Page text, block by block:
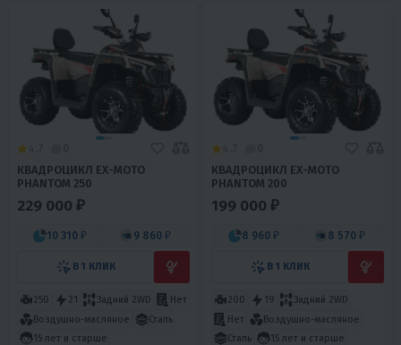
КВАДРОЦИКЛ EX-MOTO
PHANTOM 250
229 000 ₽
10 310 ₽ 9 860 ₽
В 1 КЛИК
250 21 Задний 2WD
Нет
Воздушно-масляное
Сталь
15 лет и старше
КВАДРОЦИКЛ EX-MOTO
PHANTOM 200
199 000 ₽
8 960 ₽ 8 570 ₽
В 1 КЛИК
200 19
Задний 2WD
Нет
Воздушно-масляное
Сталь
15 лет и старше